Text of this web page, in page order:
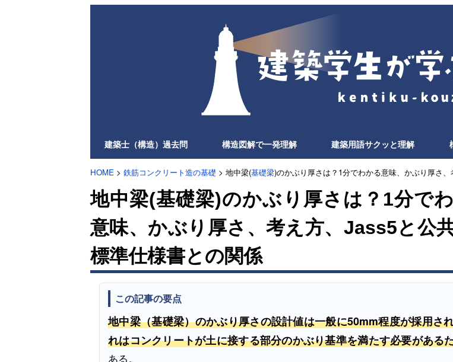
建築士（構造）過去問 構造図解で一発理解 建築用語サクッと理解
HOME > 鉄筋コンクリート造の基礎 > 地中梁(基礎梁)のかぶり厚さは？1分でわかる意味、かぶり厚さ
地中梁(基礎梁)のかぶり厚さは？1分で
意味、かぶり厚さ、考え方、Jass5と公
標準仕様書との関係
この記事の要点
地中梁（基礎梁）のかぶり厚さの設計値は一般に50mm程度が採用さ
れはコンクリートが土に接する部分のかぶり基準を満たす必要がある
ある。